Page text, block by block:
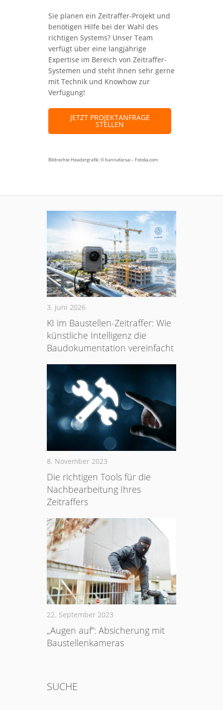
Sie planen ein Zeitraffer-Projekt und
benötigen Hilfe bei der Wahl des
richtigen Systems? Unser Team
verfügt über eine langjährige
Expertise im Bereich von Zeitraffer-
Systemen und steht Ihnen sehr gerne
mit Technik und Knowhow zur
Verfügung!
JETZT PROJEKTANFRAGE
STELLEN
Bildrechte Headergrafik: © bannafarsai – Fotolia.com
3. Juni 2026
KI im Baustellen-Zeitraffer: Wie
künstliche Intelligenz die
Baudokumentation vereinfacht
8. November 2023
Die richtigen Tools für die
Nachbearbeitung Ihres
Zeitraffers
22. September 2023
„Augen auf“: Absicherung mit
Baustellenkameras
SUCHE